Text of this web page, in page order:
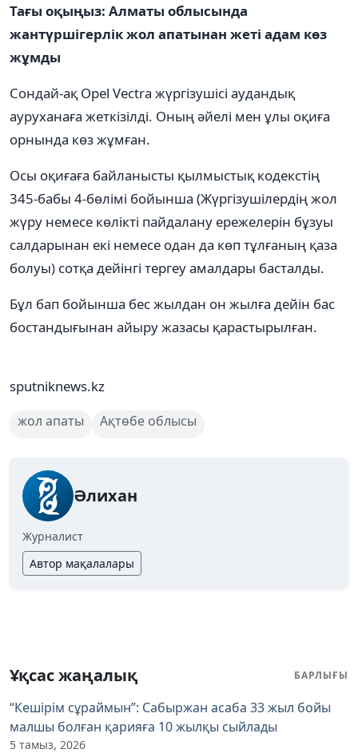
Тағы оқыңыз: Алматы облысында
жантүршігерлік жол апатынан жеті адам көз
жұмды
Сондай-ақ Opel Vectra жүргізушісі аудандық
ауруханаға жеткізілді. Оның әйелі мен ұлы оқиға
орнында көз жұмған.
Осы оқиғаға байланысты қылмыстық кодекстің
345-бабы 4-бөлімі бойынша (Жүргізушілердің жол
жүру немесе көлікті пайдалану ережелерін бұзуы
салдарынан екі немесе одан да көп тұлғаның қаза
болуы) сотқа дейінгі тергеу амалдары басталды.
Бұл бап бойынша бес жылдан он жылға дейін бас
бостандығынан айыру жазасы қарастырылған.
sputniknews.kz
жол апаты Ақтөбе облысы
Әлихан
Журналист
Автор мақалалары
Ұқсас жаңалық БАРЛЫҒЫ
“Кешірім сұраймын”: Сабыржан асаба 33 жыл бойы
малшы болған қарияға 10 жылқы сыйлады
5 тамыз, 2026